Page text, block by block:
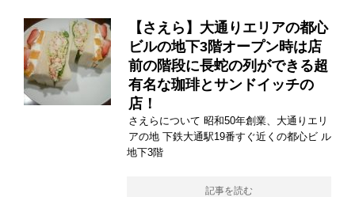
【さえら】大通りエリアの都心
ビルの地下3階オープン時は店
前の階段に長蛇の列ができる超
有名な珈琲とサンドイッチの
店！
さえらについて 昭和50年創業、大通りエリ
アの地 下鉄大通駅19番すぐ近くの都心ビ ル
地下3階
記事を読む